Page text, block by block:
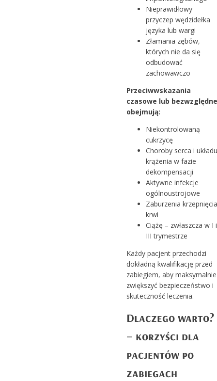
Nieprawidłowy
przyczep wędzidełka
języka lub wargi
Złamania zębów,
których nie da się
odbudować
zachowawczo
Przeciwwskazania
czasowe lub bezwzględne
obejmują:
Niekontrolowaną
cukrzycę
Choroby serca i układu
krążenia w fazie
dekompensacji
Aktywne infekcje
ogólnoustrojowe
Zaburzenia krzepnięcia
krwi
Ciążę – zwłaszcza w I i
III trymestrze
Każdy pacjent przechodzi
dokładną kwalifikację przed
zabiegiem, aby maksymalnie
zwiększyć bezpieczeństwo i
skuteczność leczenia.
Dlaczego warto?
– korzyści dla
pacjentów po
zabiegach